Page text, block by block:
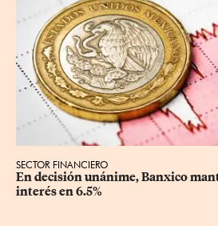
SECTOR FINANCIERO
En decisión unánime, Banxico
interés en 6.5%